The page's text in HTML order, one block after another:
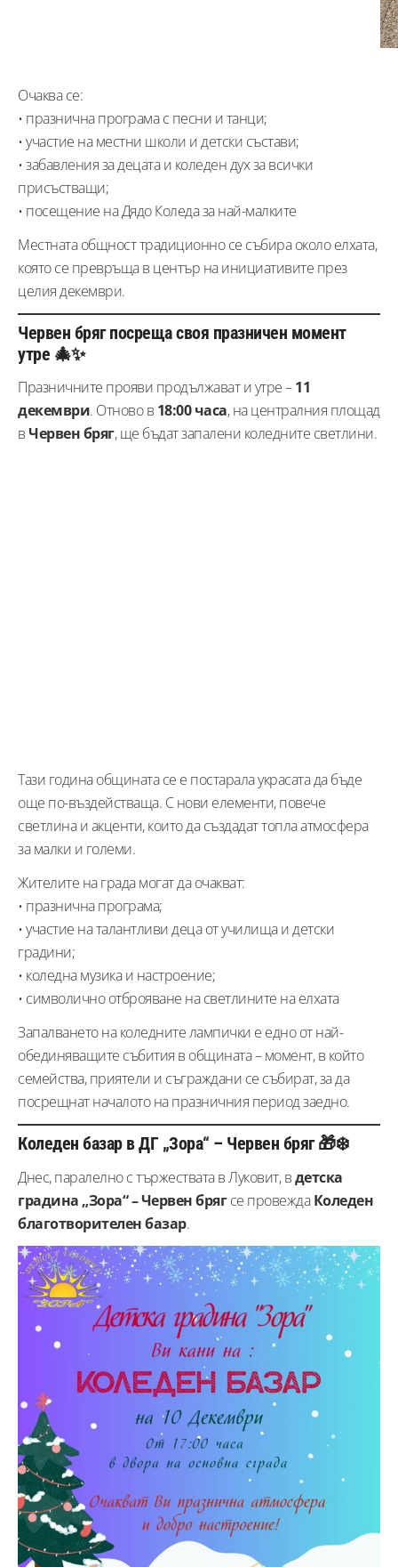
Очаква се:
• празнична програма с песни и танци;
• участие на местни школи и детски състави;
• забавления за децата и коледен дух за всички
присъстващи;
• посещение на Дядо Коледа за най-малките
Местната общност традиционно се събира около елхата,
която се превръща в център на инициативите през
целия декември.
Червен бряг посреща своя празничен момент
утре 🎄✨
Празничните прояви продължават и утре –11
декември. Отново в 18:00 часа, на централния площад
вЧервен бряг, ще бъдат запалени коледните светлини.
Тази година общината се е постарала украсата да бъде
още по-въздействаща. С нови елементи, повече
светлина и акценти, които да създадат топла атмосфера
за малки и големи.
Жителите на града могат да очакват:
• празнична програма;
• участие на талантливи деца от училища и детски
градини;
• коледна музика и настроение;
• символично отброяване на светлините на елхата
Запалването на коледните лампички е едно от най-
обединяващите събития в общината – момент, в който
семейства, приятели и съграждани се събират, за да
посрещнат началото на празничния период заедно.
Коледен базар в ДГ „Зора“ – Червен бряг 🎁❄️
Днес, паралелно с тържествата в Луковит, вдетска
градина „Зора“ – Червен брягсе провеждаКоледен
благотворителен базар.